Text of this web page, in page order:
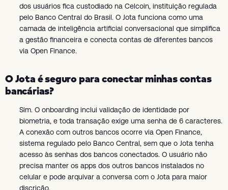
dos usuários fica custodiado na Celcoin, instituição regulada
pelo Banco Central do Brasil. O Jota funciona como uma
camada de inteligência artificial conversacional que simplifica
a gestão financeira e conecta contas de diferentes bancos
via Open Finance.
O Jota é seguro para conectar minhas contas
bancárias?
Sim. O onboarding inclui validação de identidade por
biometria, e toda transação exige uma senha de 6 caracteres.
A conexão com outros bancos ocorre via Open Finance,
sistema regulado pelo Banco Central, sem que o Jota tenha
acesso às senhas dos bancos conectados. O usuário não
precisa manter os apps dos outros bancos instalados no
celular e pode arquivar a conversa com o Jota para maior
discrição.